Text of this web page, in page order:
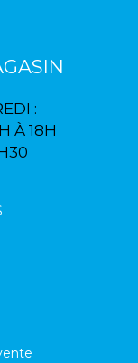
:
À 18H